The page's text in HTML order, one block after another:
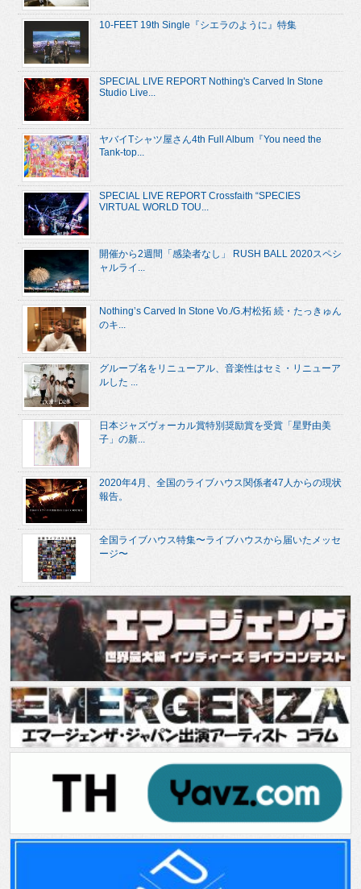
10-FEET 19th Single『シエラのように』特集
SPECIAL LIVE REPORT Nothing's Carved In Stone
Studio Live...
ヤバイTシャツ屋さん4th Full Album『You need the
Tank-top...
SPECIAL LIVE REPORT Crossfaith “SPECIES
VIRTUAL WORLD TOU...
開催から2週間「感染者なし」 RUSH BALL 2020スペシ
ャルライ...
Nothing’s Carved In Stone Vo./G.村松拓 続・たっきゅん
のキ...
グループ名をリニューアル、音楽性はセミ・リニューア
ルした ...
日本ジャズヴォーカル賞特別奨励賞を受賞「星野由美
子」の新...
2020年4月、全国のライブハウス関係者47人からの現状
報告。
全国ライブハウス特集〜ライブハウスから届いたメッセ
ージ〜